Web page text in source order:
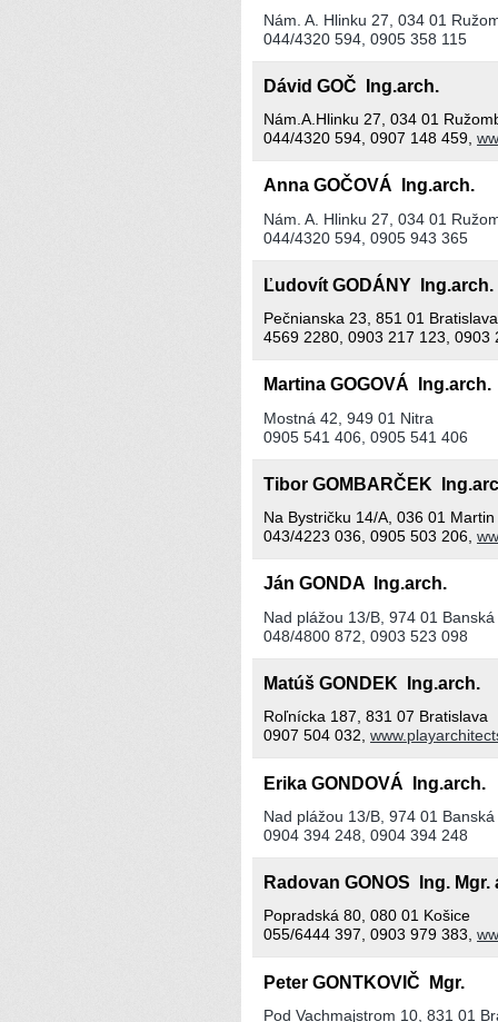
Nám. A. Hlinku 27, 034 01
044/4320 594, 0905 358 115
Dávid GOČ Ing.arch.
Nám.A.Hlinku 27, 034 01
044/4320 594, 0907 148 459,
Anna GOČOVÁ Ing.arch.
Nám. A. Hlinku 27, 034 01
044/4320 594, 0905 943 365
Ľudovít GODÁNY
Pečnianska 23, 851 01 Bratislava
4569 2280, 0903 217 123, 0903
Martina GOGOVÁ
Mostná 42, 949 01 Nitra
0905 541 406, 0905 541 406
Tibor GOMBARČEK
Na Bystričku 14/A, 036 01 Martin
043/4223 036, 0905 503 206,
Ján GONDA Ing.arch.
Nad plážou 13/B, 974 01
048/4800 872, 0903 523 098
Matúš GONDEK Ing.arch.
Roľnícka 187, 831 07 Bratislava
0907 504 032,
Erika GONDOVÁ Ing.arch.
Nad plážou 13/B, 974 01
0904 394 248, 0904 394 248
Radovan GONOS Ing.
Popradská 80, 080 01 Košice
055/6444 397, 0903 979 383,
Peter GONTKOVIČ Mgr.
Pod Vachmajstrom 10, 831 01